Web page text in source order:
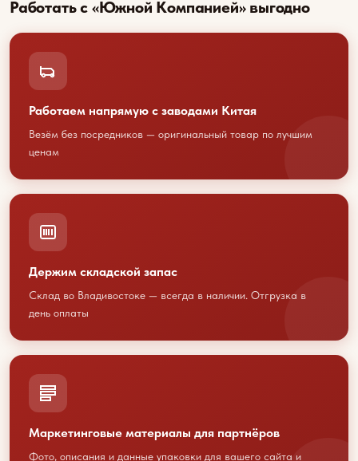
Работать с «Южной Компанией» выгодно
Работаем напрямую с заводами Китая
Везём без посредников — оригинальный товар по лучшим
ценам
Держим складской запас
Склад во Владивостоке — всегда в наличии. Отгрузка в
день оплаты
Маркетинговые материалы для партнёров
Фото, описания и данные упаковки для вашего сайта и
сотрудничество?
Свяжитесь с нами любым
удобным способом
или оставьте свои контакты
заказов